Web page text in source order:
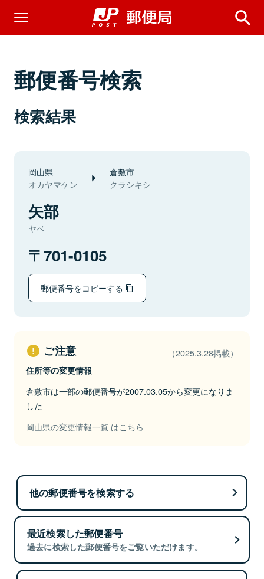
郵便番号検索
検索結果
岡山県
オカヤマケン
倉敷市
クラシキシ
矢部
ヤベ
701-0105
郵便番号をコピーする
ご注意 （2025.3.28掲載）
住所等の変更情報
倉敷市は一部の郵便番号が2007.03.05から変更になりま
した
岡山県の変更情報一覧 はこちら
他の郵便番号を検索する
最近検索した郵便番号
過去に検索した郵便番号をご覧いただけます。